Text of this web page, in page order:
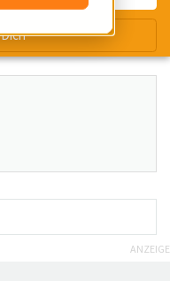
ANZEIGE